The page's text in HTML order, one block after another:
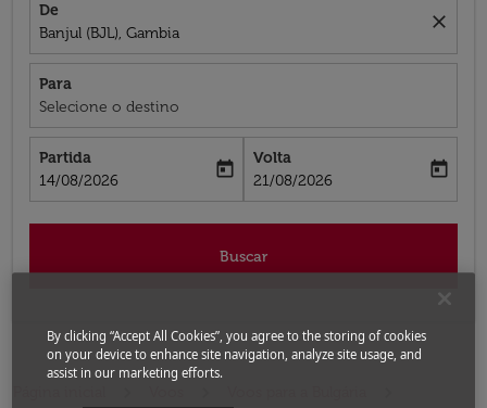
De
Banjul (BJL), Gambia
close
Para
Selecione o destino
Partida
fc-booking-departure-date-aria-label
14/08/2026
today
Volta
fc-booking-return-date-aria-label
21/08/2026
today
Buscar
By clicking “Accept All Cookies”, you agree to the storing of cookies
on your device to enhance site navigation, analyze site usage, and
assist in our marketing efforts.